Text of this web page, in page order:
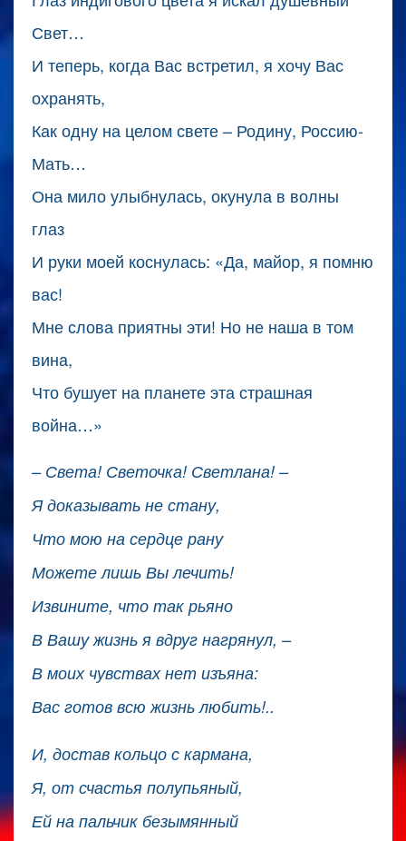
Свет…
И теперь, когда Вас встретил, я хочу Вас
охранять,
Как одну на целом свете – Родину, Россию-
Мать…
Она мило улыбнулась, окунула в волны
глаз
И руки моей коснулась: «Да, майор, я помню
вас!
Мне слова приятны эти! Но не наша в том
вина,
Что бушует на планете эта страшная
война…»
– Света! Светочка! Светлана! –
Я доказывать не стану,
Что мою на сердце рану
Можете лишь Вы лечить!
Извините, что так рьяно
В Вашу жизнь я вдруг нагрянул, –
В моих чувствах нет изъяна:
Вас готов всю жизнь любить!..
И, достав кольцо с кармана,
Я, от счастья полупьяный,
Ей на пальчик безымянный